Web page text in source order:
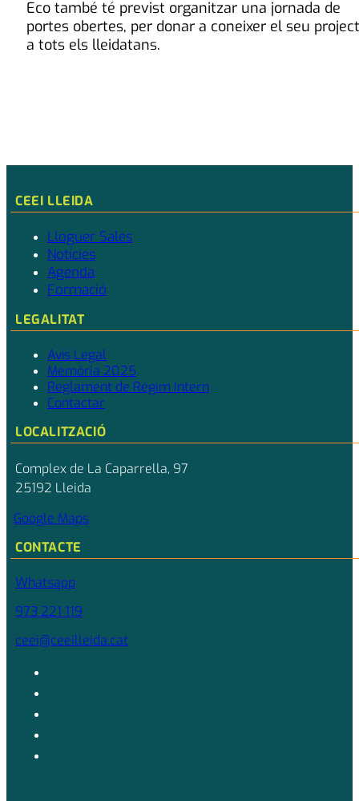
Eco també té previst organitzar una jornada de
portes obertes, per donar a coneixer el seu
a tots els lleidatans.
CEEI LLEIDA
Lloguer Sales
Notícies
Agenda
Formació
LEGALITAT
Avís Legal
Memòria 2025
Reglament de Règim Intern
Contactar
LOCALITZACIÓ
Complex de La Caparrella, 97
25192 Lleida
Google Maps
CONTACTE
Whatsapp
973 221 119
ceei@ceeilleida.cat